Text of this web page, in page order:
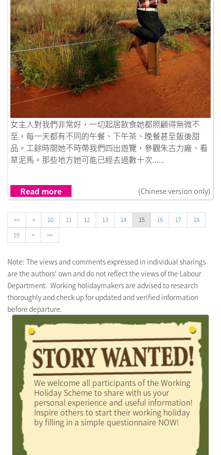
Link to 沒有後悔的出走，多謝28歲的自己
女主人對我們非常好，一切起居飲食她都照顧得無微不
至，每一天都有不同的午餐、下午茶、晚餐甚至飯後甜
品。工餘時間她不時帶我們四出遊覽，參觀朱古力廠、看
草泥馬。那些地方她可能已經去過數十次......
Read more (Chinese version only)
<< < 10 11 12 13 14 15 16 17
18
19
> >>
Note: The views and comments expressed in individual sharings
are the authors' own and do not reflect the views of the Labour
Department. Working holidaymakers are advised to research
thoroughly and check up for updated and verified information
before departure.
We welcome all participants of the Working
Holiday Scheme to share with us your
personal experience and useful information!
Inspire others to start their working holiday
by filling in a simple questionnaire NOW!